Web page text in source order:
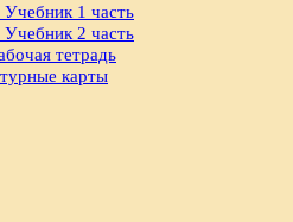
Учебник 1 часть
Учебник 2 часть
тетрадь
карты